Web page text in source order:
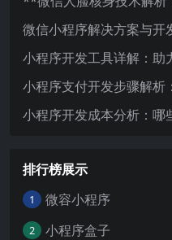
微信小程序解决方案与开
小程序开发工具详解：助
小程序支付开发步骤解析
小程序开发成本分析：哪
排行榜展示
1 微容小程序
2 小程序盒子